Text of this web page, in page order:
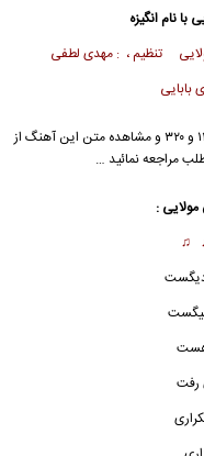
با نام انگیزه
تنظیم ، : مهدی لطفی
با کیفیت ۱۲۸ و ۳۲۰ و مشاهده متن این آهنگ از
مراجعه نمائید …
مولایی :
♫
هست
رفت